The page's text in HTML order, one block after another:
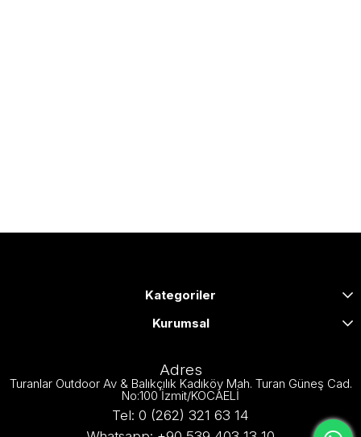
Kategoriler
Kurumsal
Adres
Turanlar Outdoor Av & Balıkçılık Kadıköy Mah. Turan Güneş Cad.
No:100 İzmit/KOCAELİ
Tel: 0 (262) 321 63 14